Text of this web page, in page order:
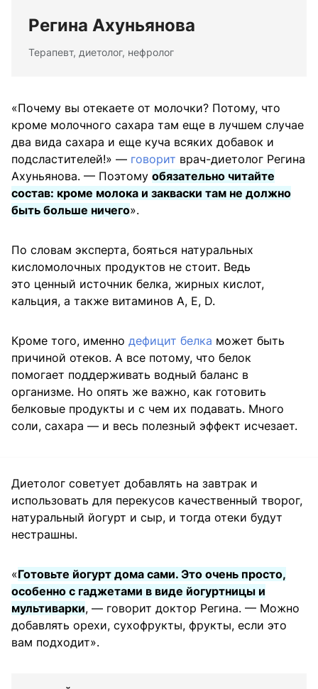
Регина Ахуньянова
Терапевт, диетолог, нефролог
«Почему вы отекаете от молочки? Потому, что
кроме молочного сахара там еще в лучшем случае
два вида сахара и еще куча всяких добавок и
подсластителей!» — говорит врач-диетолог Регина
Ахуньянова. — Поэтому обязательно читайте
состав: кроме молока и закваски там не должно
быть больше ничего».
По словам эксперта, бояться натуральных
кисломолочных продуктов не стоит. Ведь
это ценный источник белка, жирных кислот,
кальция, а также витаминов А, Е, D.
Кроме того, именно дефицит белка может быть
причиной отеков. А все потому, что белок
помогает поддерживать водный баланс в
организме. Но опять же важно, как готовить
белковые продукты и с чем их подавать. Много
соли, сахара — и весь полезный эффект исчезает.
Диетолог советует добавлять на завтрак и
использовать для перекусов качественный творог,
натуральный йогурт и сыр, и тогда отеки будут
нестрашны.
«Готовьте йогурт дома сами. Это очень просто,
особенно с гаджетами в виде йогуртницы и
мультиварки, — говорит доктор Регина. — Можно
добавлять орехи, сухофрукты, фрукты, если это
вам подходит».